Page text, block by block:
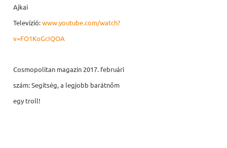
Ajkai
Televízió:www.youtube.com/watch?
v=FO1KoGcIQOA
Cosmopolitan magazin 2017. februári
szám: Segítség, a legjobb barátnőm
egy troll!